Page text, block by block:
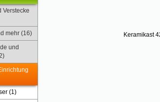
Verstecke
mehr (16)
und
(1)